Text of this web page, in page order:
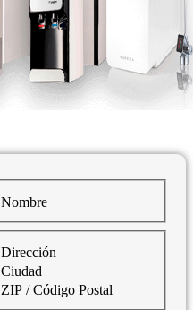
Nombre
Dirección
Ciudad
ZIP / Código Postal